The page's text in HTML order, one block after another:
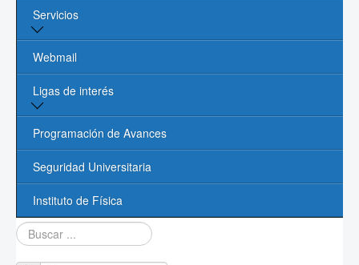
Contacto
Vinculación y Servicios
Servicios
Biblioteca
Cómputo
Webmail
Ligas de interés
Página de la UASLP
Investigación y Posgrado UASLP
CONACYT
Sociedad Mexicana de Física
Programación de Avances
Seguridad Universitaria
Instituto de Física
Buscar...